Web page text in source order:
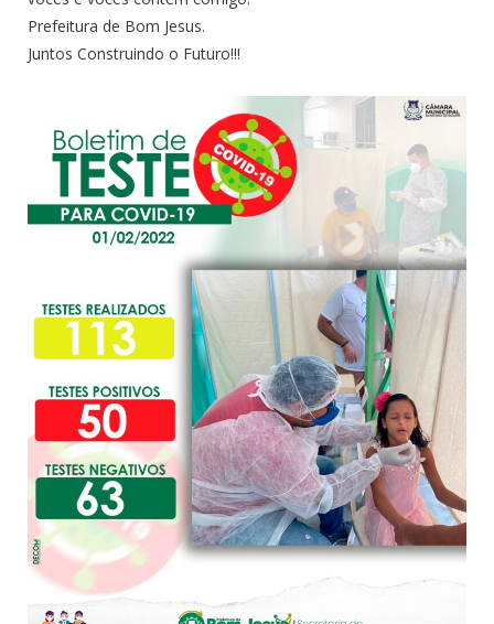
Prefeitura de Bom Jesus.
Juntos Construindo o Futuro!!!